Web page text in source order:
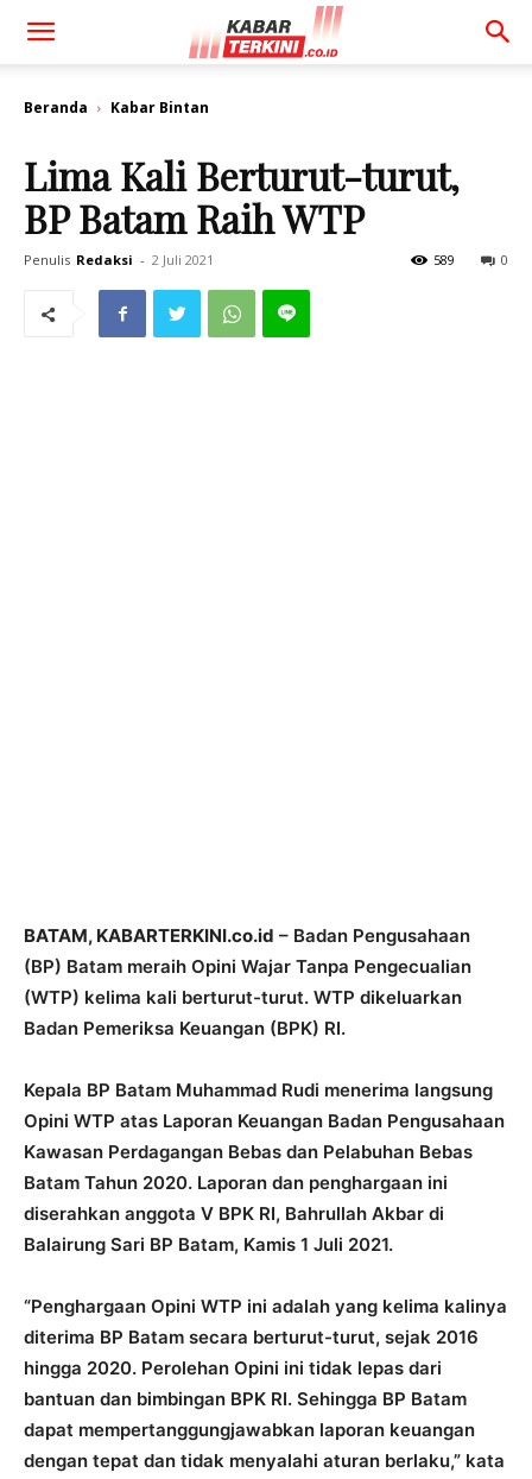
Beranda Kabar Bintan
Lima Kali Berturut-turut,
BP Batam Raih WTP
Penulis Redaksi - 2 Juli 2021 0
589
BATAM, KABARTERKINI.co.id – Badan Pengusahaan
(BP) Batam meraih Opini Wajar Tanpa Pengecualian
(WTP) kelima kali berturut-turut. WTP dikeluarkan
Badan Pemeriksa Keuangan (BPK) RI.
Kepala BP Batam Muhammad Rudi menerima langsung
Opini WTP atas Laporan Keuangan Badan Pengusahaan
Kawasan Perdagangan Bebas dan Pelabuhan Bebas
Batam Tahun 2020. Laporan dan penghargaan ini
diserahkan anggota V BPK RI, Bahrullah Akbar di
Balairung Sari BP Batam, Kamis 1 Juli 2021.
“Penghargaan Opini WTP ini adalah yang kelima kalinya
diterima BP Batam secara berturut-turut, sejak 2016
hingga 2020. Perolehan Opini ini tidak lepas dari
bantuan dan bimbingan BPK RI. Sehingga BP Batam
dapat mempertanggungjawabkan laporan keuangan
dengan tepat dan tidak menyalahi aturan berlaku,” kata